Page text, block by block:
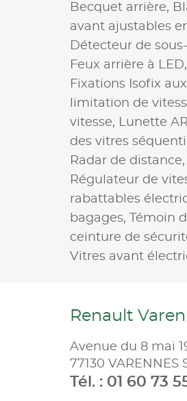
Becquet arrière,
avant ajustables
Détecteur de
Feux arrière à LED,
Fixations Isofix
limitation de
vitesse, Lunette
des vitres
Radar de distance,
Régulateur de
rabattables
bagages,
Témoin
ceinture de
Vitres avant
Renault
Avenue du 8 mai
77130 VARENNES
Tél. : 01 60 73